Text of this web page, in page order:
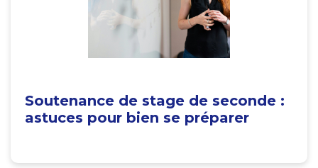
Soutenance de stage de seconde :
astuces pour bien se préparer